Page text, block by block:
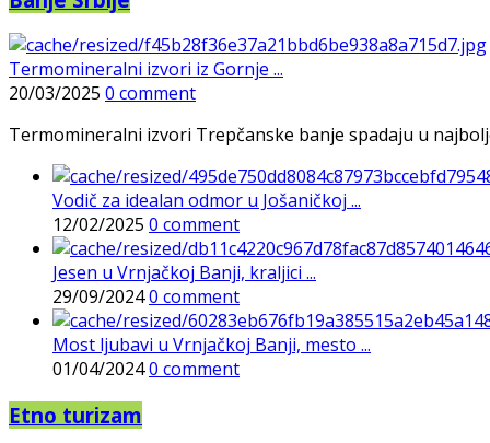
Termomineralni izvori iz Gornje ...
20/03/2025 0 comment
Termomineralni izvori Trepčanske banje spadaju u
Vodič za idealan odmor u Jošaničkoj ...
12/02/2025 0 comment
Jesen u Vrnjačkoj Banji, kraljici ...
29/09/20240 comment
Most ljubavi u Vrnjačkoj Banji, mesto ...
01/04/20240 comment
Etno turizam